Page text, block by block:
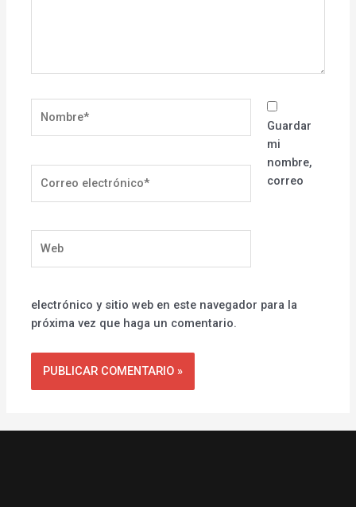
electrónico*
Guardar
mi
nombre,
correo
electrónico y sitio web en este navegador para la
próxima vez que haga un comentario.